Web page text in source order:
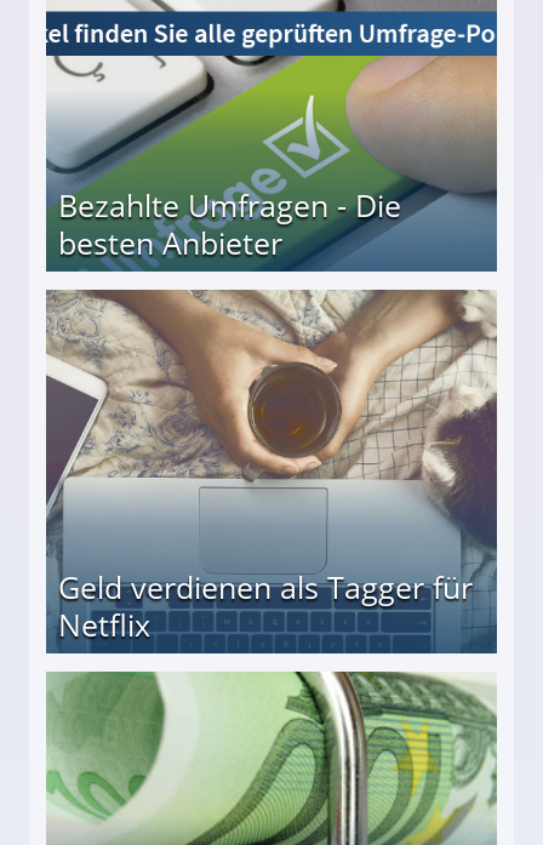
Bezahlte Umfragen - Die
besten Anbieter
Geld verdienen als Tagger für
Netflix